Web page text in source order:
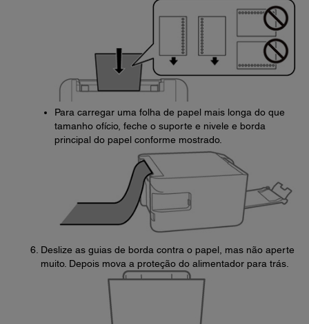
Para carregar uma folha de papel mais longa do que
tamanho ofício, feche o suporte e nivele e borda
principal do papel conforme mostrado.
Deslize as guias de borda contra o papel, mas não aperte
muito. Depois mova a proteção do alimentador para trás.